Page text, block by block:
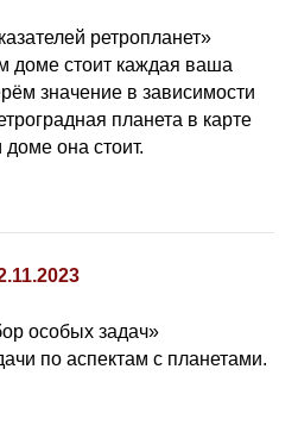
ретропланет»
доме стоит каждая ваша
значение в зависимости
планета в карте
доме она стоит.
особых задач»
по аспектам с планетами.